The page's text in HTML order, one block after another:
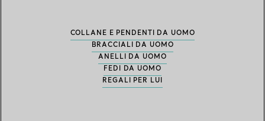
COLLANE E PENDENTI DA UOMO
BRACCIALI DA UOMO
ANELLI DA UOMO
FEDI DA UOMO
REGALI PER LUI